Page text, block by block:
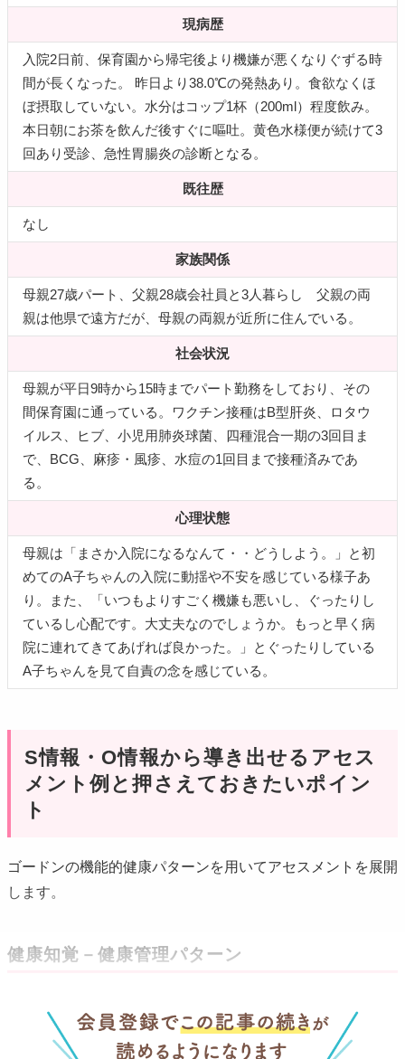
現病歴
入院2日前、保育園から帰宅後より機嫌が悪くなりぐずる時
間が長くなった。 昨日より38.0℃の発熱あり。食欲なくほ
ぼ摂取していない。水分はコップ1杯（200ml）程度飲み。
本日朝にお茶を飲んだ後すぐに嘔吐。黄色水様便が続けて3
回あり受診、急性胃腸炎の診断となる。
既往歴
なし
家族関係
母親27歳パート、父親28歳会社員と3人暮らし 父親の両
親は他県で遠方だが、母親の両親が近所に住んでいる。
社会状況
母親が平日9時から15時までパート勤務をしており、その
間保育園に通っている。ワクチン接種はB型肝炎、ロタウ
イルス、ヒブ、小児用肺炎球菌、四種混合一期の3回目ま
で、BCG、麻疹・風疹、水痘の1回目まで接種済みであ
る。
心理状態
母親は「まさか入院になるなんて・・どうしよう。」と初
めてのA子ちゃんの入院に動揺や不安を感じている様子あ
り。また、「いつもよりすごく機嫌も悪いし、ぐったりし
ているし心配です。大丈夫なのでしょうか。もっと早く病
院に連れてきてあげれば良かった。」とぐったりしている
A子ちゃんを見て自責の念を感じている。
S情報・O情報から導き出せるアセス
メント例と押さえておきたいポイン
ト
ゴードンの機能的健康パターンを用いてアセスメントを展開
します。
健康知覚－健康管理パターン
です。子どもの健康に対する養育者の認識や管理方法
を明らかにしましょう。